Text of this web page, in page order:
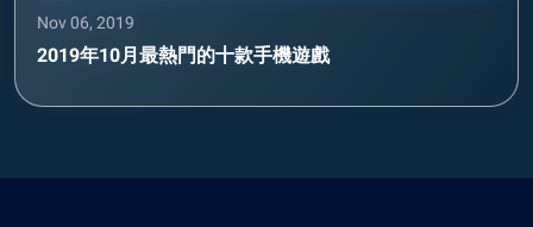
Nov 06, 2019
2019年10月最熱門的十款手機遊戲